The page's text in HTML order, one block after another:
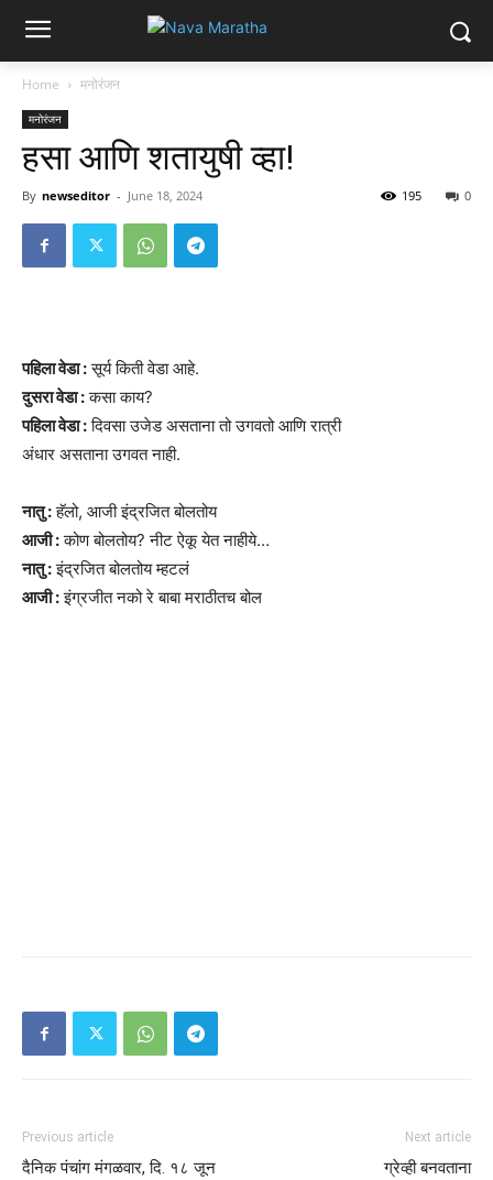
Home मनोरंजन
मनोरंजन
हसा आणि शतायुषी व्हा!
By newseditor - June 18, 2024 0
195
पहिला वेडा :सूर्य किती वेडा आहे.
दुसरा वेडा :कसा काय?
पहिला वेडा :दिवसा उजेड असताना तो उगवतो आणि रात्री
अंधार असताना उगवत नाही.
नातु :हॅलो, आजी इंद्रजित बोलतोय
आजी :कोण बोलतोय? नीट ऐकू येत नाहीये…
नातु :इंद्रजित बोलतोय म्हटलं
आजी :इंग्रजीत नको रे बाबा मराठीतच बोल
Previous article
दैनिक पंचांग मंगळवार, दि. १८ जून
Next article
ग्रेव्ही बनवताना